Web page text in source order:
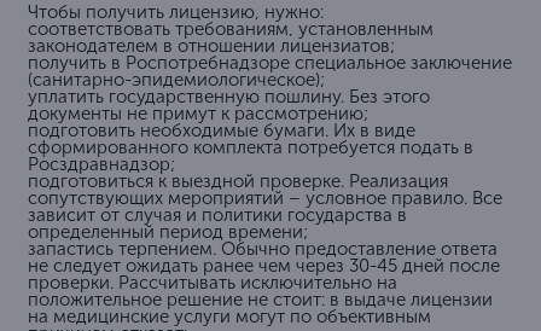
Чтобы получить лицензию, нужно:
соответствовать требованиям, установленным
законодателем в отношении лицензиатов;
получить в Роспотребнадзоре специальное заключение
(санитарно-эпидемиологическое);
уплатить государственную пошлину. Без этого
документы не примут к рассмотрению;
подготовить необходимые бумаги. Их в виде
сформированного комплекта потребуется подать в
Росздравнадзор;
подготовиться к выездной проверке. Реализация
сопутствующих мероприятий – условное правило. Все
зависит от случая и политики государства в
определенный период времени;
запастись терпением. Обычно предоставление ответа
не следует ожидать ранее чем через 30-45 дней после
проверки. Рассчитывать исключительно на
положительное решение не стоит: в выдаче лицензии
на медицинские услуги могут по объективным